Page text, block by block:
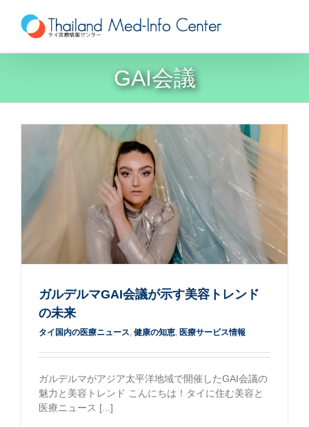
content
GAI会議
ガルデルマGAI会議が示す美容トレンド
の未来
タイ国内の医療ニュース 健康の知恵 医療サービス情報
ガルデルマがアジア太平洋地域で開催したGAI会議の
魅力と美容トレンド こんにちは！タイに住む美容と
医療ニュース [...]